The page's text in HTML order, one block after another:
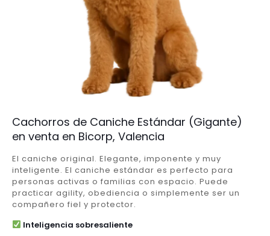
Cachorros de Caniche Estándar (Gigante)
en venta en Bicorp, Valencia
El caniche original. Elegante, imponente y muy
inteligente. El caniche estándar es perfecto para
personas activas o familias con espacio. Puede
practicar agility, obediencia o simplemente ser un
compañero fiel y protector.
Inteligencia sobresaliente